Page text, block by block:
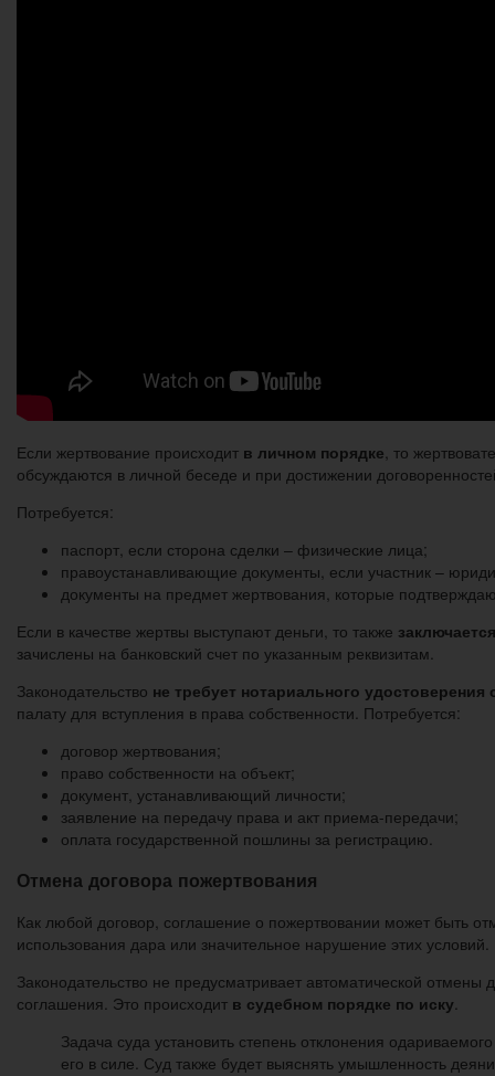
Если жертвование происходит в личном порядке , то
обсуждаются в личной беседе и при достижении
Потребуется:
паспорт, если сторона сделки – физические лица;
правоустанавливающие документы, если участник –
документы на предмет жертвования, которые
Если в качестве жертвы выступают деньги, то также
зачислены на банковский счет по указанным реквизитам.
Законодательство не требует нотариального удостоверения
палату для вступления в права собственности. Потребуется:
договор жертвования;
право собственности на объект;
документ, устанавливающий личности;
заявление на передачу права и акт приема-передачи;
оплата государственной пошлины за регистрацию.
Отмена договора пожертвования
Как любой договор, соглашение о пожертвовании может быть
использования дара или значительное нарушение этих условий.
Законодательство не предусматривает автоматической
соглашения. Это происходит в судебном порядке по иску.
Задача суда установить степень отклонения
его в силе. Суд также будет выяснять умышленность